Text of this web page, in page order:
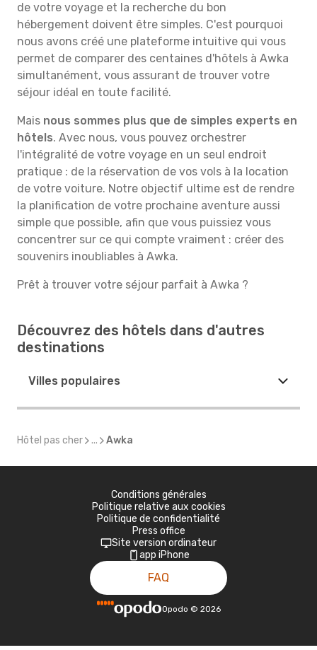
de votre voyage et la recherche du bon
hébergement doivent être simples. C'est pourquoi
nous avons créé une plateforme intuitive qui vous
permet de comparer des centaines d'hôtels à Awka
simultanément, vous assurant de trouver votre
séjour idéal en toute facilité.
Mais nous sommes plus que de simples experts en
hôtels. Avec nous, vous pouvez orchestrer
l'intégralité de votre voyage en un seul endroit
pratique : de la réservation de vos vols à la location
de votre voiture. Notre objectif ultime est de rendre
la planification de votre prochaine aventure aussi
simple que possible, afin que vous puissiez vous
concentrer sur ce qui compte vraiment : créer des
souvenirs inoubliables à Awka.
Prêt à trouver votre séjour parfait à Awka ?
Découvrez des hôtels dans d'autres
destinations
Villes populaires
Hôtel pas cher ... Awka
Conditions générales
Politique relative aux cookies
Politique de confidentialité
Press office
Site version ordinateur
app iPhone
FAQ
Opodo © 2026